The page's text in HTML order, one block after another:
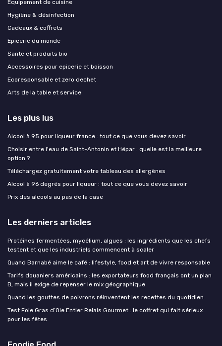
Équipement de cuisine
Hygiène & désinfection
Cadeaux & coffrets
Epicerie du monde
Sante et produits bio
Accessoires pour epicerie et boisson
Ecoresponsable et zero dechet
Arts de la table et service
Les plus lus
Alcool à 95 pour liqueur france : tout ce que vous devez savoir
Choisir entre l'eau de Saint-Antonin et Hépar : quelle est la meilleure
option ?
Téléchargez gratuitement votre tableau des allergènes
Alcool à 96 degrés pour liqueur : tout ce que vous devez savoir
Prix des alcools au pas de la case
Les derniers articles
Protéines fermentées, mycélium, algues : les ingrédients que les chefs
testent et que les industriels commencent à scaler
Quand Barnabé aime le café : lifestyle, food et art de vivre responsable
Tarifs douaniers américains : les exportateurs food français ont un plan
B, mais il exige de repenser le mix géographique
Quand les gouttes de poivrons réinventent les recettes du quotidien
Test Foie Gras d’Oie Entier Relais Gourmet : le coffret qui fait sérieux
pour les fêtes